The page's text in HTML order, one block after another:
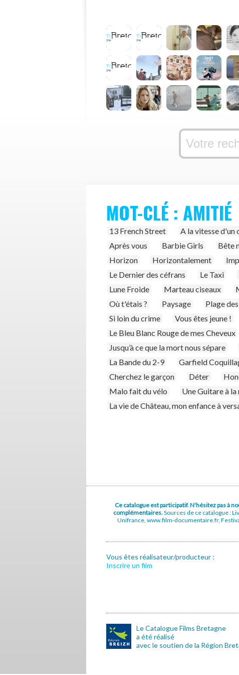
MOT-CLÉ : AMITIÉ
13 French Street A la vitesse d'un
Après vous
Barbie Girls Bête
Horizon
Horizontalement
Le Dernier des céfrans
Le Taxi
Lune Froide
Marteau ciseaux
Où t'étais ?
Paysage Plage
Si loin du crime
Vous êtes jeune !
Le Bleu Blanc Rouge de mes Cheveux
Jusqu’à ce que la mort nous sépare
La Bande du 2-9
Garfield
Cherchez le garçon
Déter
Malo fait du vélo
Une Guitare à la
La vie de Château, mon enfance à
Ce catalogue est participatif. N'hésitez pas à
complémentaires.Sources de ce catalogue :
Unifrance, www.film-documentaire.fr,
Vous êtes réalisateur/producteur :
Inscrire un film
Le Catalogue Films Bretagne
a été réalisé
avec le soutien de la Région